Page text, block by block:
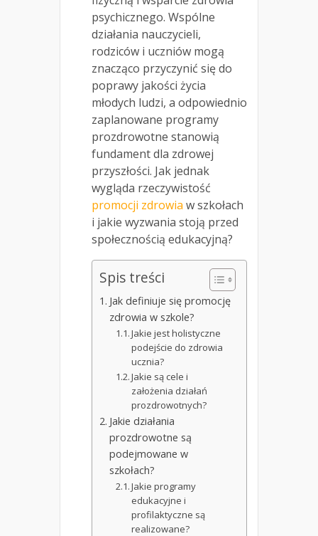
psychicznego. Wspólne
działania nauczycieli,
rodziców i uczniów mogą
znacząco przyczynić się do
poprawy jakości życia
młodych ludzi, a odpowiednio
zaplanowane programy
prozdrowotne stanowią
fundament dla zdrowej
przyszłości. Jak jednak
wygląda rzeczywistość
promocji zdrowia w szkołach
i jakie wyzwania stoją przed
społecznością edukacyjną?
Spis treści
Jak definiuje się promocję
zdrowia w szkole?
Jakie jest holistyczne
podejście do zdrowia
ucznia?
Jakie są cele i
założenia działań
prozdrowotnych?
Jakie działania
prozdrowotne są
podejmowane w
szkołach?
Jakie programy
edukacyjne i
profilaktyczne są
realizowane?